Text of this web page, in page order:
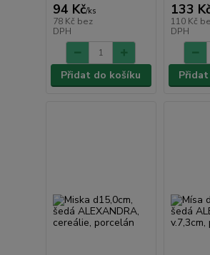
94 Kč/ks
78 Kč bez
DPH
Přidat do košíku
133
110 Kč
DPH